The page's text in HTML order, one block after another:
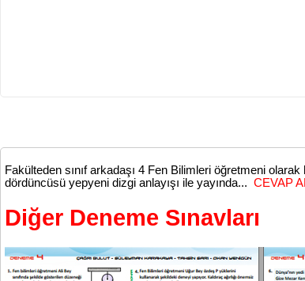
Fakülteden sınıf arkadaşı 4 Fen Bilimleri öğretmeni
dördüncüsü yepyeni dizgi anlayışı ile yayında... CEVAP
Diğer Deneme Sınavları